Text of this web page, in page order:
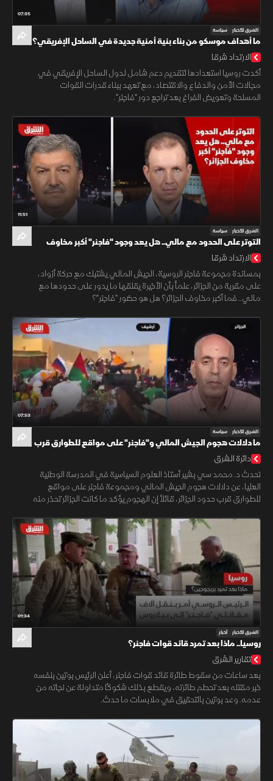
07:35
الشرق للأخبار سياسة
ما أهداف موسكو من بناء بنية أمنية جديدة في الساحل الإفريقي؟
الارتداد شرقا
أكدت روسيا استعدادها لتقديم دعم شامل لدول الساحل الإفريقي في
مجالات الأمن والدفاع والاقتصاد، مع تعهد ببناء قدرات القوات
المسلحة وتعويض الفراغ بعد تراجع دور "فاجنر".
11:51
الشرق للأخبار سياسة
التوتر على الحدود مع مالي.. هل يعد وجود "فاجنر" أكبر مخاوف
الجزائر؟
الارتداد شرقا
بمساندة مجموعة فاجنر الروسية، الجيش المالي يشتبك مع حركة أزواد،
على مقربة من الجزائر، علماً بأن الأخيرة يقلقها ما يدور على حدودها مع
مالي.. فما أكبر مخاوف الجزائر؟ هل هو حضور "فاجنر"؟
07:53
الشرق للأخبار سياسة
ما دلالات هجوم الجيش المالي و"فاجنر" على مواقع للطوارق قرب
حدود الجزائر؟
دائرة الشرق
تحدث د. محمد سي بشير أستاذ العلوم السياسية في المدرسة الوطنية
العليا، عن دلالات هجوم الجيش المالي ومجموعة فاجنر على مواقع
للطوارق قرب حدود الجزائر، قائلاً إن الهجوم يؤكد ما كانت الجزائر تحذر منه
01:34
الشرق للأخبار أخبار
روسيا.. ماذا بعد تمرد قائد قوات فاجنر؟
تقارير الشرق
بعد ساعات من سقوط طائرة قائد قوات فاجنر، أعلن الرئيس بوتين بنفسه
خبر مقتله بعد تحطم طائرته، ويقطع بذلك شكوكًا متداولة عن نجاته من
عدمه. وعد بوتين بالتحقيق في ملابسات ما حدث.